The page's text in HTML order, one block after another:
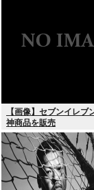
【画像】セブンイレブ
神商品を販売